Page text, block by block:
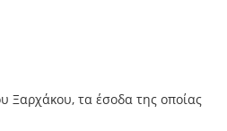
Ξαρχάκου, τα έσοδα της οποίας